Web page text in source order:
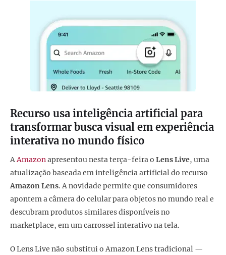
Recurso usa inteligência artificial para
transformar busca visual em experiência
interativa no mundo físico
AAmazonapresentou nesta terça-feira o Lens Live, uma
atualização baseada em inteligência artificial do recurso
Amazon Lens. A novidade permite que consumidores
apontem a câmera do celular para objetos no mundo real e
descubram produtos similares disponíveis no
marketplace, em um carrossel interativo na tela.
O Lens Live não substitui o Amazon Lens tradicional —